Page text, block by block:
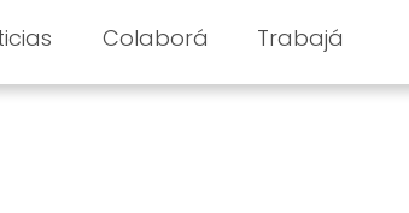
Colaborá Trabajá